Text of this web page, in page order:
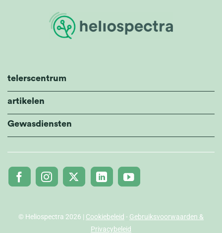
telerscentrum
artikelen
Gewasdiensten
© Heliospectra 2026 | Cookiebeleid - Gebruiksvoorwaarden &
Privacybeleid